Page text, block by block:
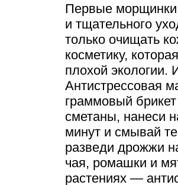
Первые морщинки
и тщательного
только очищать
косметику,
плохой
Антистрессовая
граммовый
сметаны, нанеси
минут и смывай
разведи дрожжи
чая, ромашки и
растениях —